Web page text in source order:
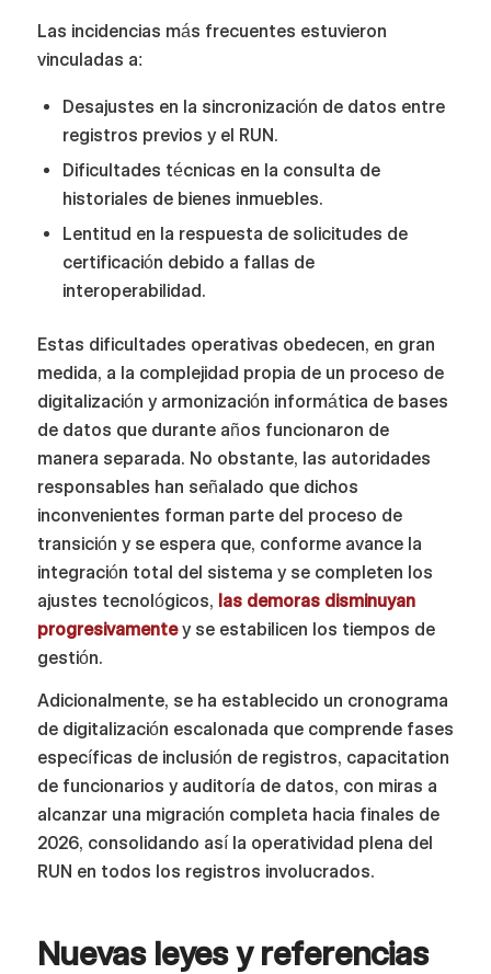
Las incidencias más frecuentes estuvieron
vinculadas a:
Desajustes en la sincronización de datos entre
registros previos y el RUN.
Dificultades técnicas en la consulta de
historiales de bienes inmuebles.
Lentitud en la respuesta de solicitudes de
certificación debido a fallas de
interoperabilidad.
Estas dificultades operativas obedecen, en gran
medida, a la complejidad propia de un proceso de
digitalización y armonización informática de bases
de datos que durante años funcionaron de
manera separada. No obstante, las autoridades
responsables han señalado que dichos
inconvenientes forman parte del proceso de
transición y se espera que, conforme avance la
integración total del sistema y se completen los
ajustes tecnológicos, las demoras disminuyan
progresivamentey se estabilicen los tiempos de
gestión.
Adicionalmente, se ha establecido un cronograma
de digitalización escalonada que comprende fases
específicas de inclusión de registros, capacitation
de funcionarios y auditoría de datos, con miras a
alcanzar una migración completa hacia finales de
2026, consolidando así la operatividad plena del
RUN en todos los registros involucrados.
Nuevas leyes y referencias